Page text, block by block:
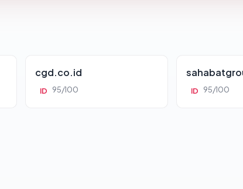
cgd.co.id
ID 95/100 ID 95/100